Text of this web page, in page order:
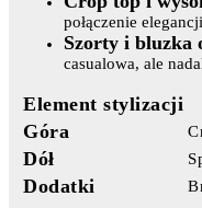
połączenie
Szorty i bluzka
casualowa, ale
Element stylizacji
Góra
Dół
Dodatki